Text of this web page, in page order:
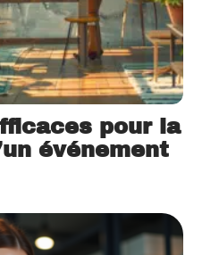
pour la
événement